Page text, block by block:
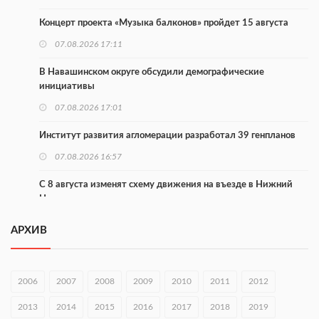
Концерт проекта «Музыка балконов» пройдет 15 августа
07.08.2026 17:11
В Навашинском округе обсудили демографические
инициативы
07.08.2026 17:01
Институт развития агломерации разработал 39 генпланов
07.08.2026 16:57
С 8 августа изменят схему движения на въезде в Нижний
Новгород
В Нижегородской области прошло заседание АТК и
07.08.2026 14:54
В Чкаловске спустили на воду «Метеор-120Р»
АРХИВ
2006 2007 2008 2009 2010 2011 2012
2013 2014 2015 2016 2017 2018 2019